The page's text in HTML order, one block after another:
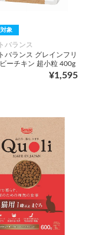
象
バランス
バランス グレインフリ
ーチキン 超小粒 400g
¥1,595